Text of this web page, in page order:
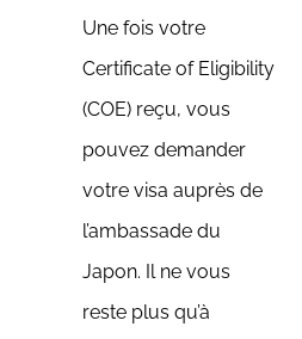
Une fois votre
Certificate of Eligibility
(COE) reçu, vous
pouvez demander
votre visa auprès de
l’ambassade du
Japon. Il ne vous
reste plus qu’à